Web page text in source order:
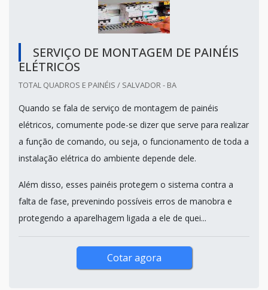
SERVIÇO DE MONTAGEM DE PAINÉIS
ELÉTRICOS
TOTAL QUADROS E PAINÉIS / SALVADOR - BA
Quando se fala de serviço de montagem de painéis
elétricos, comumente pode-se dizer que serve para realizar
a função de comando, ou seja, o funcionamento de toda a
instalação elétrica do ambiente depende dele.
Além disso, esses painéis protegem o sistema contra a
falta de fase, prevenindo possíveis erros de manobra e
protegendo a aparelhagem ligada a ele de quei...
Cotar agora